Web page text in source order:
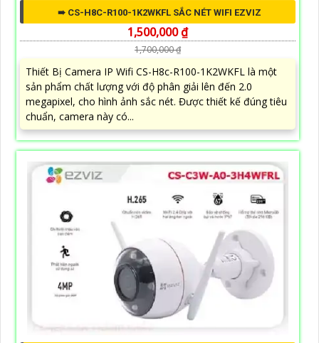
➠ CS-H8C-R100-1K2WKFL SẮC NÉT WIFI EZVIZ
1,500,000 ₫
1,700,000 ₫
Thiết Bị Camera IP Wifi CS-H8c-R100-1K2WKFL là một
sản phẩm chất lượng với độ phân giải lên đến 2.0
megapixel, cho hình ảnh sắc nét. Được thiết kế đúng tiêu
chuẩn, camera này có...